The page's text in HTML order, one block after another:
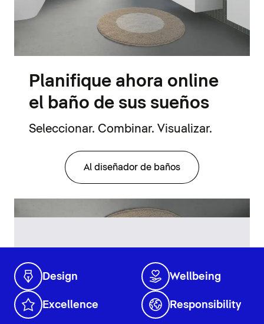
Planifique ahora online
el baño de sus sueños
Seleccionar. Combinar. Visualizar.
Al diseñador de baños
Design Wellbeing
Excellence Responsibility